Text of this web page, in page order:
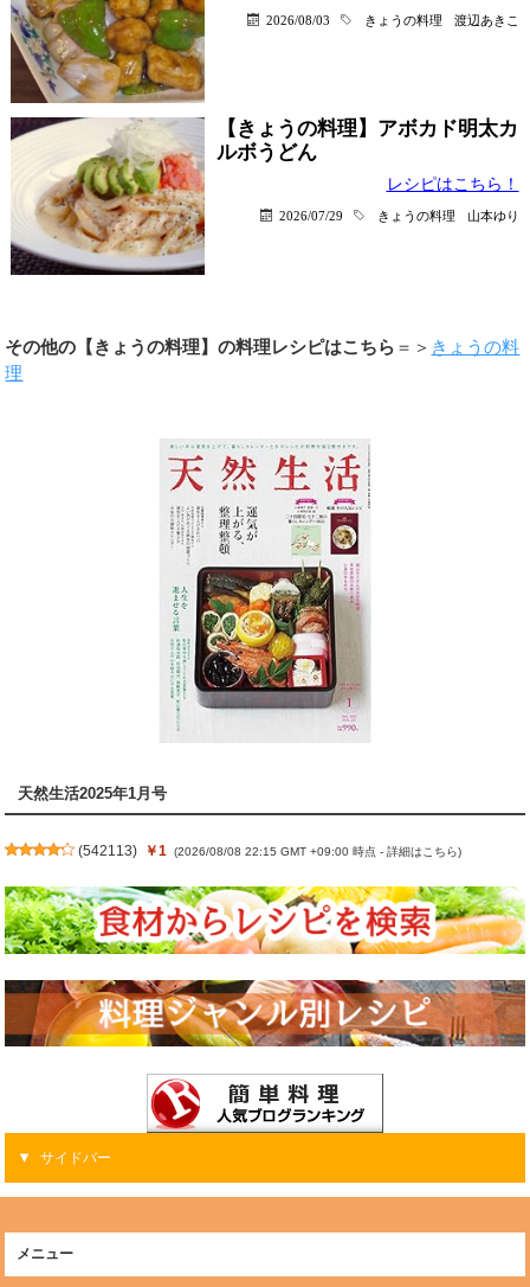
2026/08/03 きょうの料理 渡辺あきこ
【きょうの料理】アボカド明太カ
ルボうどん
レシピはこちら！
2026/07/29 きょうの料理 山本ゆり
その他の【きょうの料理】の料理レシピはこちら ＝＞ きょうの料
理
天然生活2025年1月号
(542113) ￥1 (2026/08/08 22:15 GMT +09:00 時点 -詳細はこちら)
サイドバー
メニュー